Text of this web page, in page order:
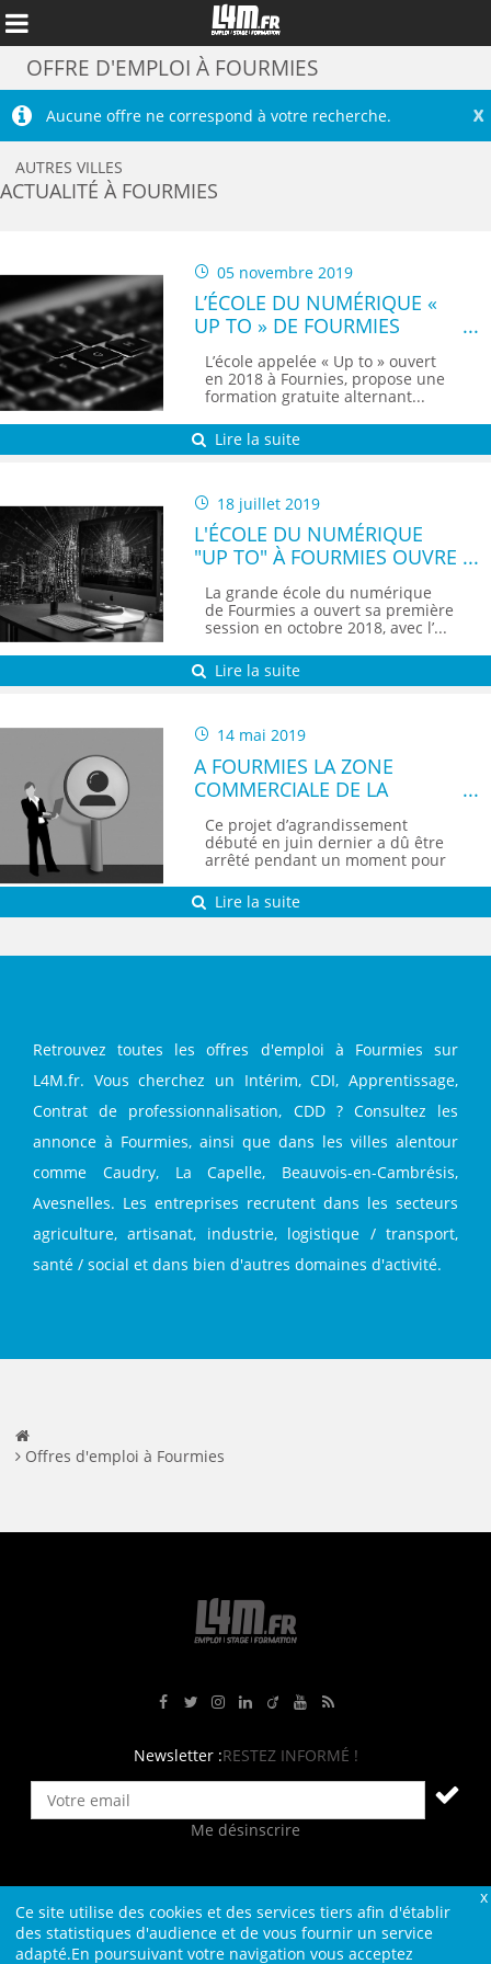
Ce site utilise des cookies et des services tiers afin d'établir
des statistiques d'audience et de vous fournir un service
adapté.En poursuivant votre navigation vous acceptez
Annuler
OFFRE D'EMPLOI À FOURMIES
X
Aucune offre ne correspond à votre recherche.
Retrouvez toutes les offres d'emploi à Fourmies sur
L4M.fr. Vous cherchez un Intérim, CDI, Apprentissage,
Contrat de professionnalisation, CDD ? Consultez les
annonce à Fourmies, ainsi que dans les villes alentour
comme Caudry, La Capelle, Beauvois-en-Cambrésis,
Avesnelles. Les entreprises recrutent dans les secteurs
agriculture, artisanat, industrie, logistique / transport,
santé / social et dans bien d'autres domaines d'activité.
AUTRES VILLES
ACTUALITÉ À FOURMIES
05 novembre 2019
L’ÉCOLE DU NUMÉRIQUE «
UP TO » DE FOURMIES
L’école appelée « Up to » ouvert
en 2018 à Fournies, propose une
formation gratuite alternant...
Lire la suite
18 juillet 2019
L'ÉCOLE DU NUMÉRIQUE
"UP TO" À FOURMIES OUVRE
UNE DEUXIÈME FORMATION
La grande école du numérique
de Fourmies a ouvert sa première
session en octobre 2018, avec l’...
Lire la suite
14 mai 2019
A FOURMIES LA ZONE
COMMERCIALE DE LA
Ce projet d’agrandissement
débuté en juin dernier a dû être
arrêté pendant un moment pour
Lire la suite
Offres d'emploi à Fourmies
Newsletter :RESTEZ INFORMÉ !
Me désinscrire
Contact Plan du site Qui sommes-nous ?
Liens
Charte L4M
Conditions Générales